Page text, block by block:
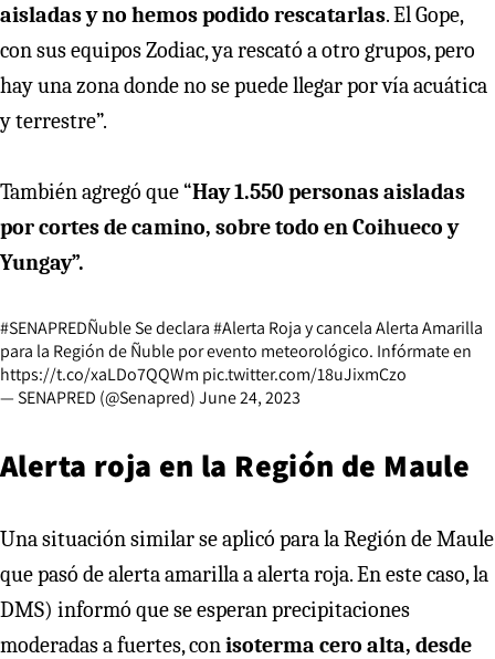
aisladas y no hemos podido rescatarlas. El Gope,
con sus equipos Zodiac, ya rescató a otro grupos, pero
hay una zona donde no se puede llegar por vía acuática
y terrestre”.
También agregó que “Hay 1.550 personas aisladas
por cortes de camino, sobre todo en Coihueco y
Yungay”.
#SENAPREDÑubleSe declara#Alerta Roja y cancela Alerta Amarilla
para la Región de Ñuble por evento meteorológico. Infórmate en
https://t.co/xaLDo7QQWm pic.twitter.com/18uJixmCzo
— SENAPRED (@Senapred)June 24, 2023
Alerta roja en la Región de Maule
Una situación similar se aplicó para la Región de Maule
que pasó de alerta amarilla a alerta roja. En este caso, la
DMS) informó que se esperan precipitaciones
moderadas a fuertes, conisoterma cero alta, desde